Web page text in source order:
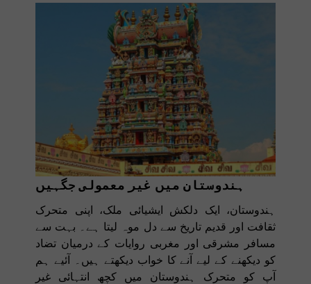
ہندوستان میں غیر معمولی جگہیں
ہندوستان، ایک دلکش ایشیائی ملک، اپنی متحرک
ثقافت اور قدیم تاریخ سے دل موہ لیتا ہے۔ بہت سے
مسافر مشرقی اور مغربی روایات کے درمیان تضاد
کو دیکھنے کے لیے آنے کا خواب دیکھتے ہیں۔ آئیے ہم
آپ کو متحرک ہندوستان میں کچھ انتہائی غیر